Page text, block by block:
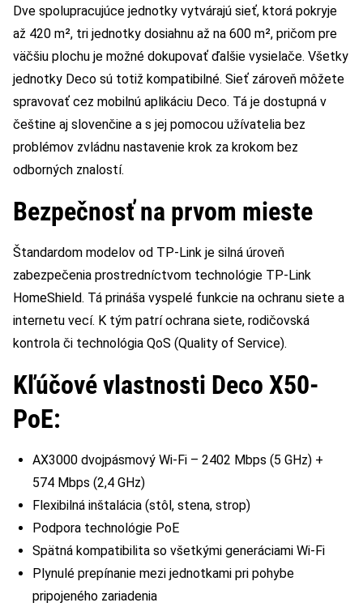
Dve spolupracujúce jednotky vytvárajú sieť, ktorá pokryje
až 420 m², tri jednotky dosiahnu až na 600 m², pričom pre
väčšiu plochu je možné dokupovať ďalšie vysielače. Všetky
jednotky Deco sú totiž kompatibilné. Sieť zároveň môžete
spravovať cez mobilnú aplikáciu Deco. Tá je dostupná v
češtine aj slovenčine a s jej pomocou užívatelia bez
problémov zvládnu nastavenie krok za krokom bez
odborných znalostí.
Bezpečnosť na prvom mieste
Štandardom modelov od TP-Link je silná úroveň
zabezpečenia prostredníctvom technológie TP-Link
HomeShield. Tá prináša vyspelé funkcie na ochranu siete a
internetu vecí. K tým patrí ochrana siete, rodičovská
kontrola či technológia QoS (Quality of Service).
Kľúčové vlastnosti Deco X50-
PoE:
AX3000 dvojpásmový Wi-Fi – 2402 Mbps (5 GHz) +
574 Mbps (2,4 GHz)
Flexibilná inštalácia (stôl, stena, strop)
Podpora technológie PoE
Spätná kompatibilita so všetkými generáciami Wi-Fi
Plynulé prepínanie mezi jednotkami pri pohybe
pripojeného zariadenia